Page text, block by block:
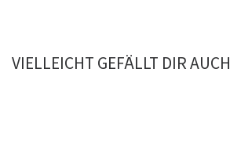
VIELLEICHT GEFÄLLT DIR AUCH